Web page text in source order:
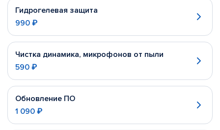
Гидрогелевая защита
990 ₽
Чистка динамика, микрофонов от пыли
590 ₽
Обновление ПО
1 090 ₽